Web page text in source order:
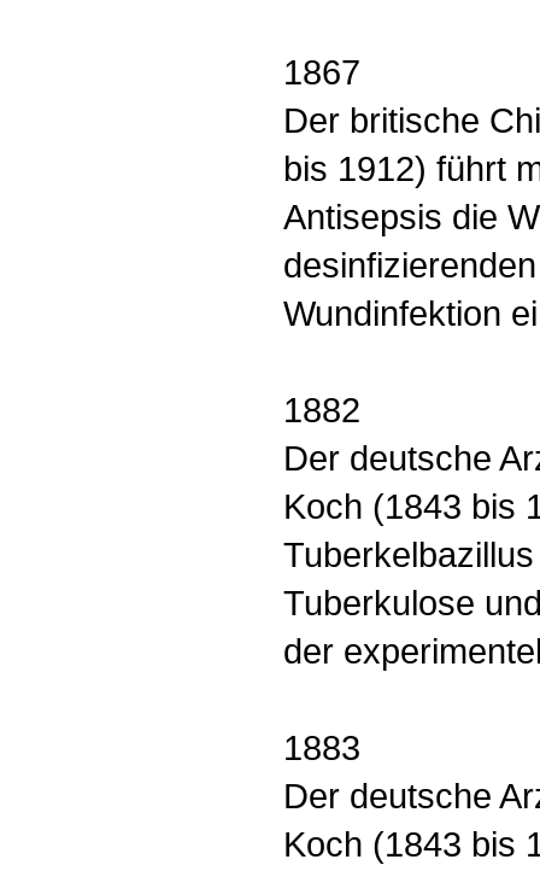
1867
Der britische
bis 1912) führt
Antisepsis die
Wundinfektion
1882
Der deutsche
Koch (1843 bis
Tuberkulose
der
1883
Der deutsche
Koch (1843 bis